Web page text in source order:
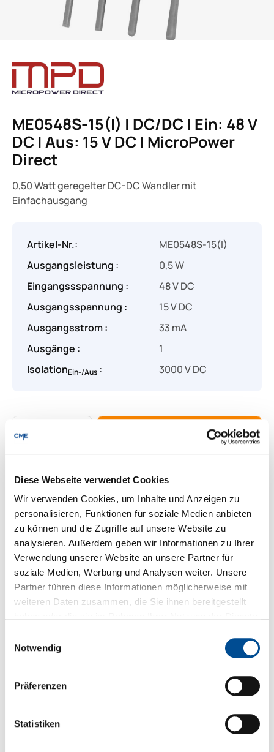
Diese Webseite verwendet Cookies
Wir verwenden Cookies, um Inhalte und Anzeigen zu
personalisieren, Funktionen für soziale Medien anbieten
zu können und die Zugriffe auf unsere Website zu
analysieren. Außerdem geben wir Informationen zu Ihrer
Verwendung unserer Website an unsere Partner für
soziale Medien, Werbung und Analysen weiter. Unsere
Partner führen diese Informationen möglicherweise mit
weiteren Daten zusammen, die Sie ihnen bereitgestellt
Notwendig
Präferenzen
Statistiken
ME0548S-15(I) | DC/DC | Ein: 48 V
DC | Aus: 15 V DC | MicroPower
Direct
0,50 Watt geregelter DC-DC Wandler mit
Einfachausgang
Lieferung & Rücksendungen
Artikel-Nr.:
ME0548S-15(I)
Ausgangsleistung :
0,5 W
Eingangssspannung :
48 V DC
Ausgangsspannung :
15 V DC
Ausgangsstrom :
33 mA
Ausgänge :
1
IsolationEin-/Aus : 3000 V DC
Produkt Anzahl: Gib den gewünschten
Angebot anfragen
Downloads zum Produkt
Fragen zum Produkt